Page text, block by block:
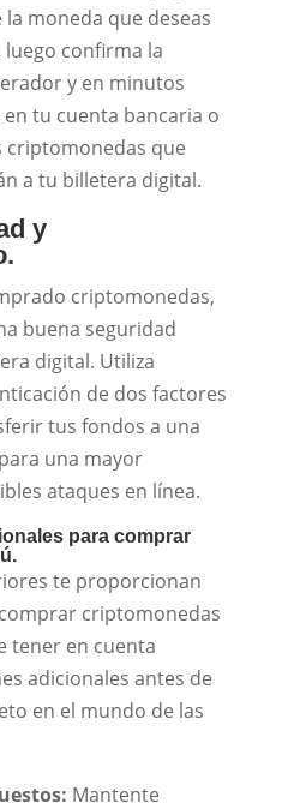
la moneda que deseas
confirma la
y en minutos
tu cuenta bancaria o
criptomonedas que
a tu billetera digital.
y
criptomonedas,
buena seguridad
digital. Utiliza
de dos factores
tus fondos a una
una mayor
ataques en línea.
para comprar
te proporcionan
criptomonedas
tener en cuenta
adicionales antes de
en el mundo de las
Mantente